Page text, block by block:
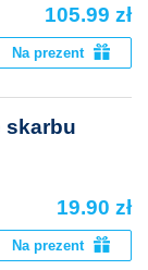
105.99 zł
Na prezent
skarbu
19.90 zł
Na prezent